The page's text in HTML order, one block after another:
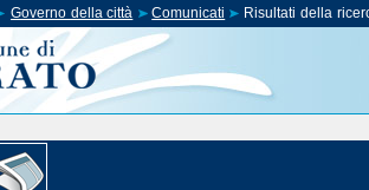
Governo della città Comunicati Risultati della